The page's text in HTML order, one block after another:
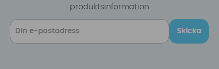
produktsinformation
Skicka